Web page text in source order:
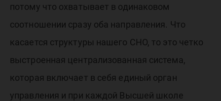
потому что охватывает в одинаковом
соотношении сразу оба направления. Что
касается структуры нашего СНО, то это четко
выстроенная централизованная система,
которая включает в себя единый орган
управления и при каждой Высшей школе